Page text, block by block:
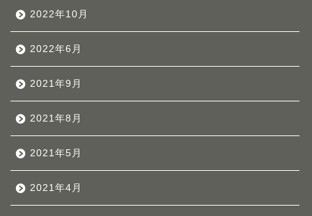
2022年10月
2022年6月
2021年9月
2021年8月
2021年5月
2021年4月